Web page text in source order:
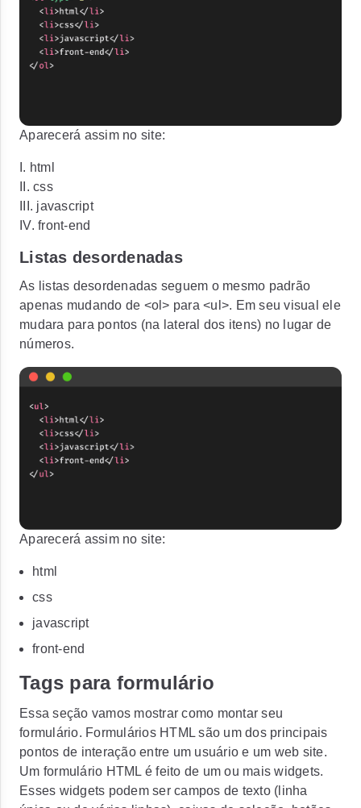
Aparecerá assim no site:
I. html
II. css
III. javascript
IV. front-end
Listas desordenadas
As listas desordenadas seguem o mesmo padrão
apenas mudando de <ol> para <ul>. Em seu visual ele
mudara para pontos (na lateral dos itens) no lugar de
números.
Aparecerá assim no site:
html
css
javascript
front-end
Tags para formulário
Essa seção vamos mostrar como montar seu
formulário. Formulários HTML são um dos principais
pontos de interação entre um usuário e um web site.
Um formulário HTML é feito de um ou mais widgets.
Esses widgets podem ser campos de texto (linha